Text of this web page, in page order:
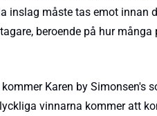
inslag måste tas emot innan
beroende på hur många
Karen by Simonsen's
vinnarna kommer att